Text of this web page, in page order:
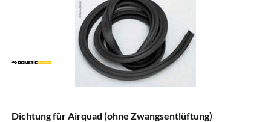
Dichtung für Airquad (ohne Zwangsentlüftung)